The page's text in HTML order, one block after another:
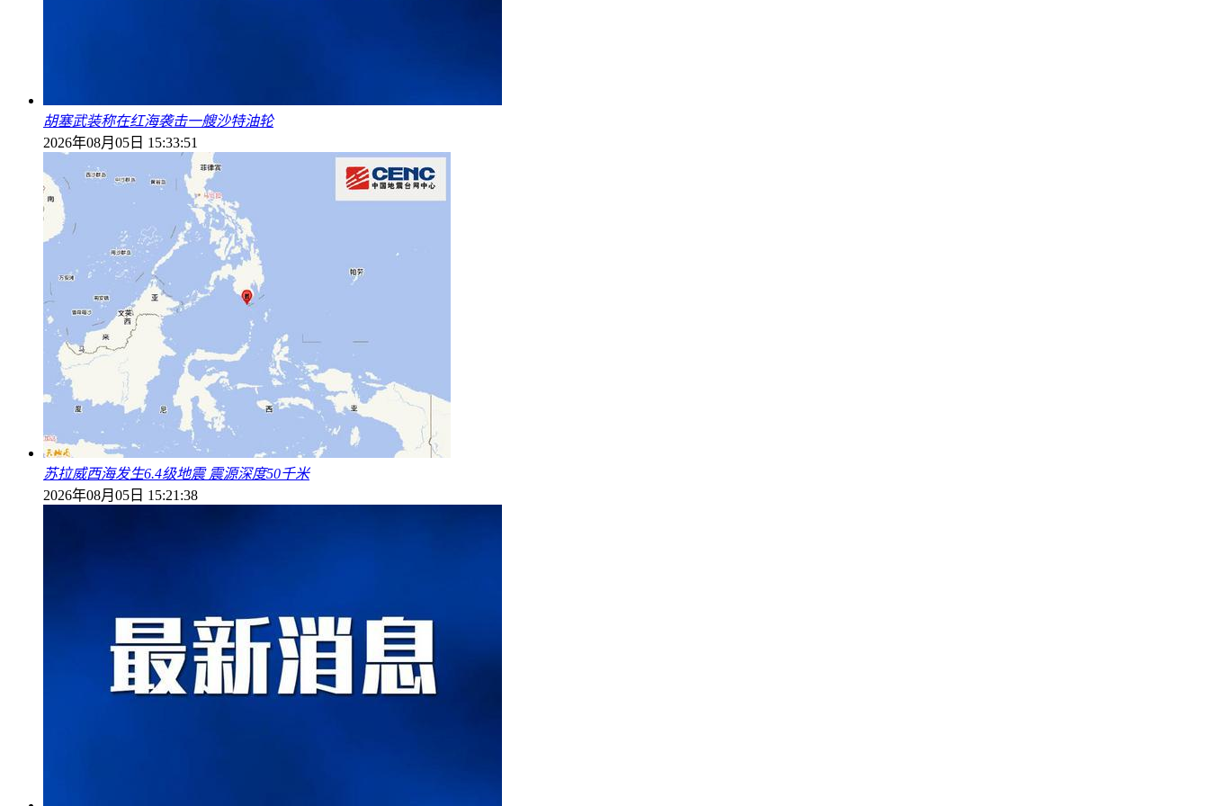
胡塞武装称在红海袭击一艘沙特油轮
2026年08月05日 15:33:51
苏拉威西海发生6.4级地震 震源深度50千米
2026年08月05日 15:21:38